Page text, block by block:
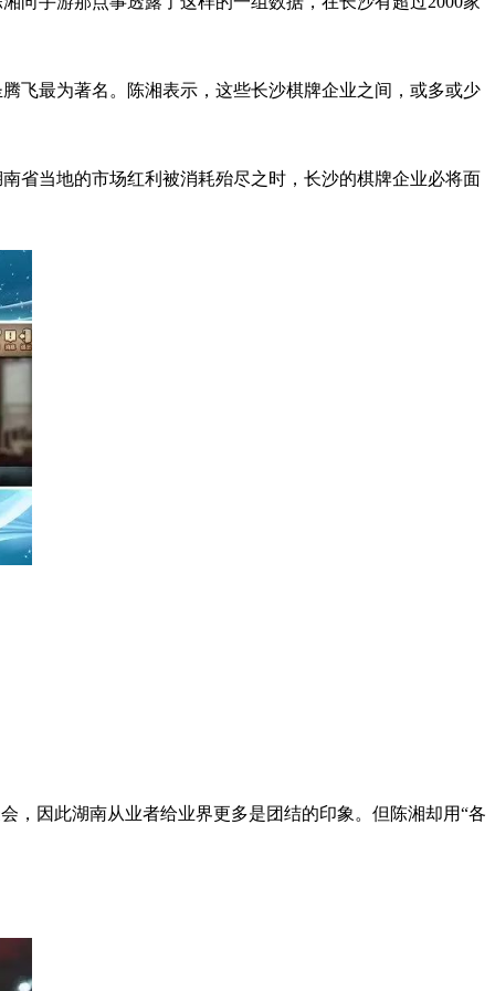
飞最为著名。陈湘表示，这些长沙棋牌企业之间，或多或少
省当地的市场红利被消耗殆尽之时，长沙的棋牌企业必将面
，因此湖南从业者给业界更多是团结的印象。但陈湘却用“各